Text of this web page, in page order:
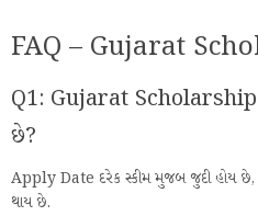
FAQ – Gujarat
Q1: Gujarat
છે?
Apply Date દરેક સ્કીમ મુજબ જુદી હોય
થાય છે.